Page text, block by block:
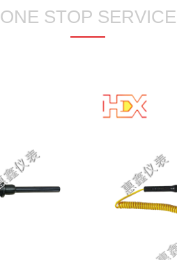
ONE STOP SERVICE